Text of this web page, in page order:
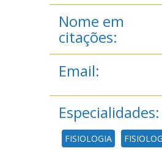
Nome em
citações:
Email:
Especialidades:
FISIOLOGIA